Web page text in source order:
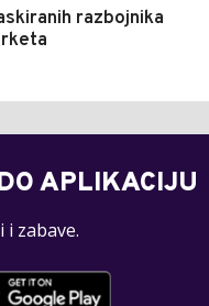
razbojnika
APLIKACIJU
i zabave.